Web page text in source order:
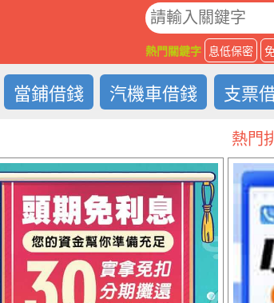
熱門關鍵字 息低保密
當鋪借錢 汽機車借錢 支票
熱門